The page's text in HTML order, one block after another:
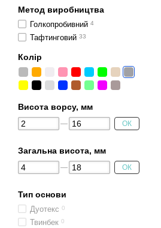
Метод виробництва
Голкопробивний 4
Тафтинговий 33
Колір
Висота ворсу, мм
ОК
Загальна висота, мм
ОК
Тип основи
Дуотекс 0
Твинбек 0